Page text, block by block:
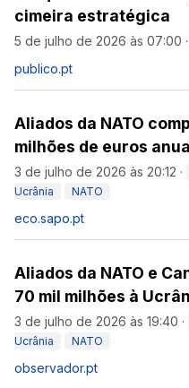
cimeira estratégica
5 de julho de 2026 às 07:00 ·
publico.pt
Aliados da NATO
milhões de euros
3 de julho de 2026 às 20:12 ·
Ucrânia
NATO
eco.sapo.pt
Aliados da NATO e
70 mil milhões à
3 de julho de 2026 às 19:40 ·
Ucrânia
NATO
observador.pt